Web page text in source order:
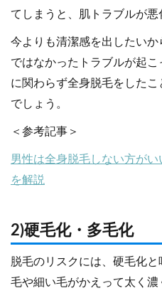
てしまうと、肌トラブルが悪
今よりも清潔感を出したい
ではなかったトラブルが起
に関わらず全身脱毛をした
でしょう。
＜参考記事＞
男性は全身脱毛しない方が
を解説
2)硬毛化・多毛化
脱毛のリスクには、硬毛化
毛や細い毛がかえって太く